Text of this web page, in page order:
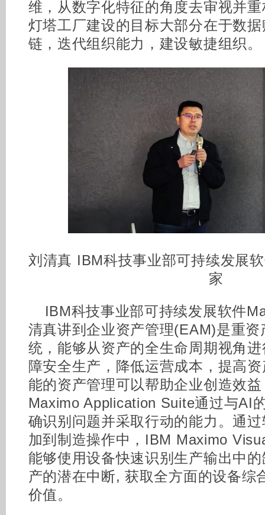
维，从数字化特征的角度去审视并
灯塔工厂建设的目标大部分在于数
链，迭代组织能力，建设敏捷组织。
刘清真 IBM科技事业部可持续发展
家
IBM科技事业部可持续发展软件
清真讲到企业资产管理(EAM)是重
统，能够从资产的全生命周期视角
障安全生产，降低运营成本，提高
能的资产管理可以帮助企业创造效
Maximo Application Suite通过与AI
确识别问题并采取行动的能力。通过
加到制造操作中，IBM Maximo
能够使用设备快速识别生产输出中
产的潜在中断, 获取全方面的设备综
价值。